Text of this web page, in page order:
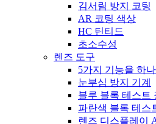
김서림 방지 코팅
AR 코팅 색상
HC 틴티드
초소수성
렌즈 도구
5가지 기능을 하
눈부심 방지 기계
블루 블록 테스트
파란색 블록 테스
렌즈 디스플레이